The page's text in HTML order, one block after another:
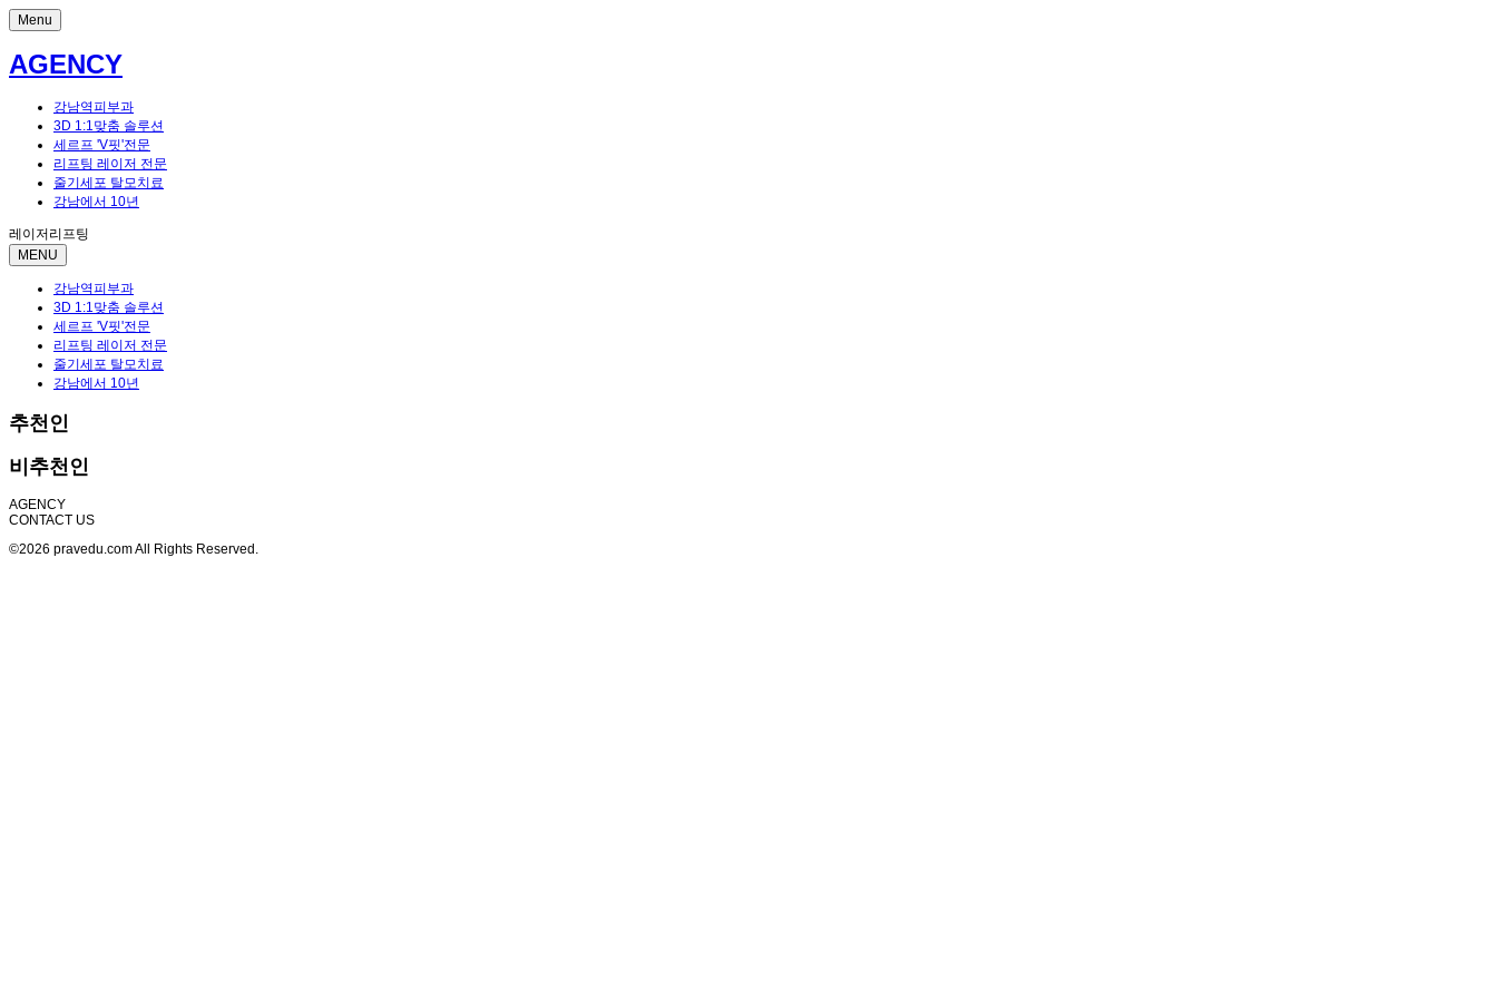
Menu
AGENCY
강남역피부과
3D 1:1맞춤 솔루션
세르프 'V핏'전문
리프팅 레이저 전문
줄기세포 탈모치료
강남에서 10년
레이저리프팅
MENU
강남역피부과
3D 1:1맞춤 솔루션
세르프 'V핏'전문
리프팅 레이저 전문
줄기세포 탈모치료
강남에서 10년
추천인
비추천인
AGENCY
CONTACT US
©2026 pravedu.com All Rights Reserved.